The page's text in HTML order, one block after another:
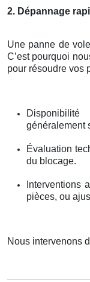
2. Dépannage
Une panne de
C’est pourquoi
pour résoudre vos
généralement
Évaluation
du blocage.
Interventions
pièces, ou
Nous intervenons